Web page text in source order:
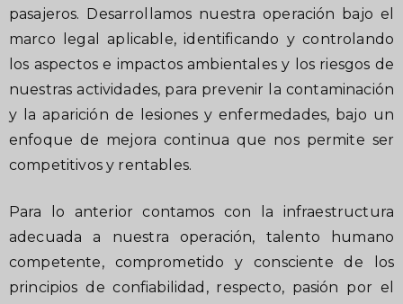
pasajeros. Desarrollamos nuestra operación bajo el
marco legal aplicable, identificando y controlando
los aspectos e impactos ambientales y los riesgos de
nuestras actividades, para prevenir la contaminación
y la aparición de lesiones y enfermedades, bajo un
enfoque de mejora continua que nos permite ser
competitivos y rentables.
Para lo anterior contamos con la infraestructura
adecuada a nuestra operación, talento humano
competente, comprometido y consciente de los
principios de confiabilidad, respecto, pasión por el